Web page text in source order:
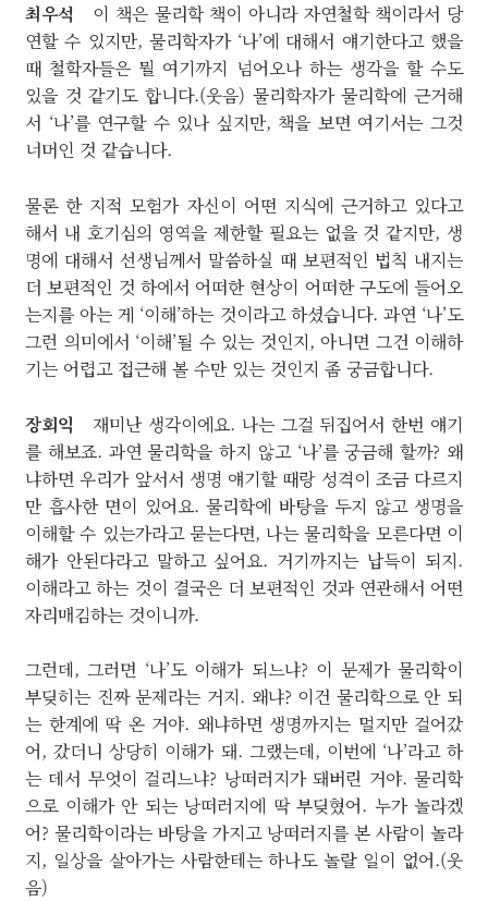
최우석 이 책은 물리학 책이 아니라 자연철학 책이라서 당
연할 수 있지만, 물리학자가 ‘나’에 대해서 얘기한다고 했을
때 철학자들은 뭘 여기까지 넘어오나 하는 생각을 할 수도
있을 것 같기도 합니다.(웃음) 물리학자가 물리학에 근거해
서 ‘나’를 연구할 수 있나 싶지만, 책을 보면 여기서는 그것
너머인 것 같습니다.
물론 한 지적 모험가 자신이 어떤 지식에 근거하고 있다고
해서 내 호기심의 영역을 제한할 필요는 없을 것 같지만, 생
명에 대해서 선생님께서 말씀하실 때 보편적인 법칙 내지는
더 보편적인 것 하에서 어떠한 현상이 어떠한 구도에 들어오
는지를 아는 게 ‘이해’하는 것이라고 하셨습니다. 과연 ‘나’도
그런 의미에서 ‘이해’될 수 있는 것인지, 아니면 그건 이해하
기는 어렵고 접근해 볼 수만 있는 것인지 좀 궁금합니다.
장회익 재미난 생각이에요. 나는 그걸 뒤집어서 한번 얘기
를 해보죠. 과연 물리학을 하지 않고 ‘나’를 궁금해 할까? 왜
냐하면 우리가 앞서서 생명 얘기할 때랑 성격이 조금 다르지
만 흡사한 면이 있어요. 물리학에 바탕을 두지 않고 생명을
이해할 수 있는가라고 묻는다면, 나는 물리학을 모른다면 이
해가 안된다라고 말하고 싶어요. 거기까지는 납득이 되지.
이해라고 하는 것이 결국은 더 보편적인 것과 연관해서 어떤
자리매김하는 것이니까.
그런데, 그러면 ‘나’도 이해가 되느냐? 이 문제가 물리학이
부딪히는 진짜 문제라는 거지. 왜냐? 이건 물리학으로 안 되
는 한계에 딱 온 거야. 왜냐하면 생명까지는 멀지만 걸어갔
어, 갔더니 상당히 이해가 돼. 그랬는데, 이번에 ‘나’라고 하
는 데서 무엇이 걸리느냐? 낭떠러지가 돼버린 거야. 물리학
으로 이해가 안 되는 낭떠러지에 딱 부딪혔어. 누가 놀라겠
어? 물리학이라는 바탕을 가지고 낭떠러지를 본 사람이 놀라
지, 일상을 살아가는 사람한테는 하나도 놀랄 일이 없어.(웃
음)